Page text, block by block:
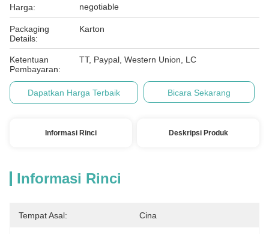
Harga: negotiable
Packaging
Details:
Karton
Ketentuan
Pembayaran:
TT, Paypal, Western Union, LC
Dapatkan Harga Terbaik Bicara Sekarang
Informasi Rinci Deskripsi Produk
Informasi Rinci
Tempat Asal: Cina